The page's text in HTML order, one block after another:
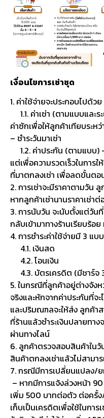
เงื่อนไขการเช่าชุด
1. ค่าใช้จ่ายจะประกอบไปด้ว
1.1. ค่าเช่า (ตามแบบและร
ค่าซักเพื่อให้ลูกค้าเทียบระห
– ชำระวันมาเช่า
1.2. ค่าประกัน (ตามแบบ)
แต่เพื่อความรวดเร็วในการใ
ที่มาตกลงเช่า เพื่อลดขั้นตอ
2. การเช่าจะมีราคาตามวัน
หากลูกค้าเช่านานราคาเช่า
3. การนับวัน จะนับตั้งแต่วัน
กลับเข้ามาทางร้านเรียบร้อ
4. การชำระค่าใช้จ่ายมี 3 แบบ
4.1. เงินสด
4.2. โอนเงิน
4.3. บัตรเครดิต (มีชาร์จ
5. ในกรณีที่ลูกค้าอยู่ต่างจัง
จริงและหักจากค่าประกันที่
และปริมณฑลจะให้ส่ง ลูกค้า
ที่ร้านแล้วชำระเงินปลายท
ผ่านทางไลน์
6. ลูกค้าตรวจสอบสินค้าในวั
สินค้าตกลงเช่าแล้วไม่สาม
7. กรณีมีการเปลี่ยนแปลง/
– หากมีการแจ้งล่วงหน้า
เพิ่ม 500 บาทต่อตัว ต่อครั้
เก็บเป็นเครดิตเพื่อใช้ในกา